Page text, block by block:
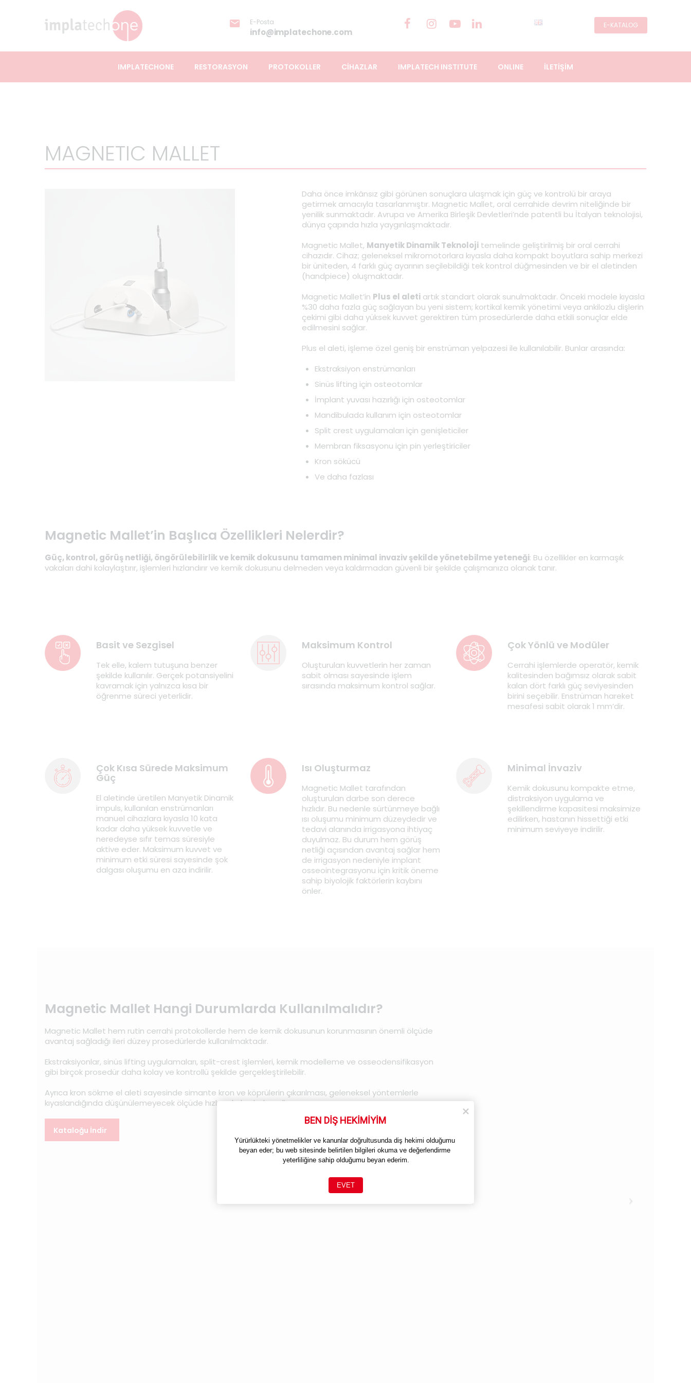
E-Posta
info@implatechone.com
E-KATALOG
IMPLATECHONE RESTORASYON PROTOKOLLER CİHAZLAR IMPLATECH INSTITUTE ONLINE İLETİŞİM
MAGNETIC MALLET
Daha önce imkânsız gibi görünen sonuçlara ulaşmak için güç ve kontrolü bir araya
getirmek amacıyla tasarlanmıştır. Magnetic Mallet, oral cerrahide devrim niteliğinde bir
yenilik sunmaktadır. Avrupa ve Amerika Birleşik Devletleri’nde patentli bu İtalyan teknolojisi,
dünya çapında hızla yaygınlaşmaktadır.
Magnetic Mallet, Manyetik Dinamik Teknoloji temelinde geliştirilmiş bir oral cerrahi
cihazıdır. Cihaz; geleneksel mikromotorlara kıyasla daha kompakt boyutlara sahip merkezi
bir üniteden, 4 farklı güç ayarının seçilebildiği tek kontrol düğmesinden ve bir el aletinden
(handpiece) oluşmaktadır.
Magnetic Mallet’in Plus el aleti artık standart olarak sunulmaktadır. Önceki modele kıyasla
%30 daha fazla güç sağlayan bu yeni sistem; kortikal kemik yönetimi veya ankilozlu dişlerin
çekimi gibi daha yüksek kuvvet gerektiren tüm prosedürlerde daha etkili sonuçlar elde
edilmesini sağlar.
Plus el aleti, işleme özel geniş bir enstrüman yelpazesi ile kullanılabilir. Bunlar arasında:
Ekstraksiyon enstrümanları
Sinüs lifting için osteotomlar
İmplant yuvası hazırlığı için osteotomlar
Mandibulada kullanım için osteotomlar
Split crest uygulamaları için genişleticiler
Membran fiksasyonu için pin yerleştiriciler
Kron sökücü
Ve daha fazlası
Magnetic Mallet’in Başlıca Özellikleri Nelerdir?
Güç, kontrol, görüş netliği, öngörülebilirlik ve kemik dokusunu tamamen minimal invaziv şekilde yönetebilme yeteneği: Bu özellikler en karmaşık
vakaları dahi kolaylaştırır, işlemleri hızlandırır ve kemik dokusunu delmeden veya kaldırmadan güvenli bir şekilde çalışmanıza olanak tanır.
Basit ve Sezgisel
Tek elle, kalem tutuşuna benzer
şekilde kullanılır. Gerçek potansiyelini
kavramak için yalnızca kısa bir
öğrenme süreci yeterlidir.
Maksimum Kontrol
Oluşturulan kuvvetlerin her zaman
sabit olması sayesinde işlem
sırasında maksimum kontrol sağlar.
Çok Yönlü ve Modüler
Cerrahi işlemlerde operatör, kemik
kalitesinden bağımsız olarak sabit
kalan dört farklı güç seviyesinden
birini seçebilir. Enstrüman hareket
mesafesi sabit olarak 1 mm’dir.
Çok Kısa Sürede Maksimum
Güç
El aletinde üretilen Manyetik Dinamik
impuls, kullanılan enstrümanları
manuel cihazlara kıyasla 10 kata
kadar daha yüksek kuvvetle ve
neredeyse sıfır temas süresiyle
aktive eder. Maksimum kuvvet ve
minimum etki süresi sayesinde şok
dalgası oluşumu en aza indirilir.
Isı Oluşturmaz
Magnetic Mallet tarafından
oluşturulan darbe son derece
hızlıdır. Bu nedenle sürtünmeye bağlı
ısı oluşumu minimum düzeydedir ve
tedavi alanında irrigasyona ihtiyaç
duyulmaz. Bu durum hem görüş
netliği açısından avantaj sağlar hem
de irrigasyon nedeniyle implant
osseointegrasyonu için kritik öneme
sahip biyolojik faktörlerin kaybını
önler.
Minimal İnvaziv
Kemik dokusunu kompakte etme,
distraksiyon uygulama ve
şekillendirme kapasitesi maksimize
edilirken, hastanın hissettiği etki
minimum seviyeye indirilir.
Magnetic Mallet Hangi Durumlarda Kullanılmalıdır?
Magnetic Mallet hem rutin cerrahi protokollerde hem de kemik dokusunun korunmasının önemli ölçüde
avantaj sağladığı ileri düzey prosedürlerde kullanılmaktadır.
Ekstraksiyonlar, sinüs lifting uygulamaları, split-crest işlemleri, kemik modelleme ve osseodensifikasyon
gibi birçok prosedür daha kolay ve kontrollü şekilde gerçekleştirilebilir.
Ayrıca kron sökme el aleti sayesinde simante kron ve köprülerin çıkarılması, geleneksel yöntemlerle
kıyaslandığında düşünülemeyecek ölçüde hızlı ve kolay hale gelir.
Kataloğu İndir
BEN DİŞ HEKİMİYİM
EVET
Yürürlükteki yönetmelikler ve kanunlar doğrultusunda diş hekimi olduğumu
beyan eder; bu web sitesinde belirtilen bilgileri okuma ve değerlendirme
yeterliliğine sahip olduğumu beyan ederim.